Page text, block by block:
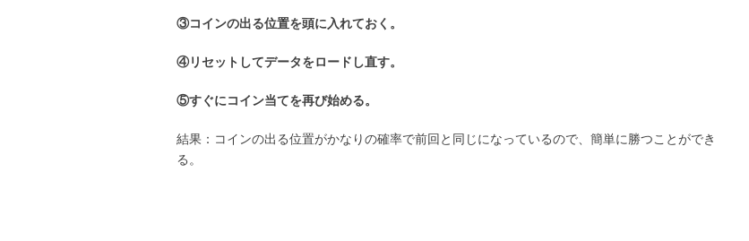
③コインの出る位置を頭に入れておく。
④リセットしてデータをロードし直す。
⑤すぐにコイン当てを再び始める。
結果：コインの出る位置がかなりの確率で前回と同じになっているので、簡単に勝つことができ
る。